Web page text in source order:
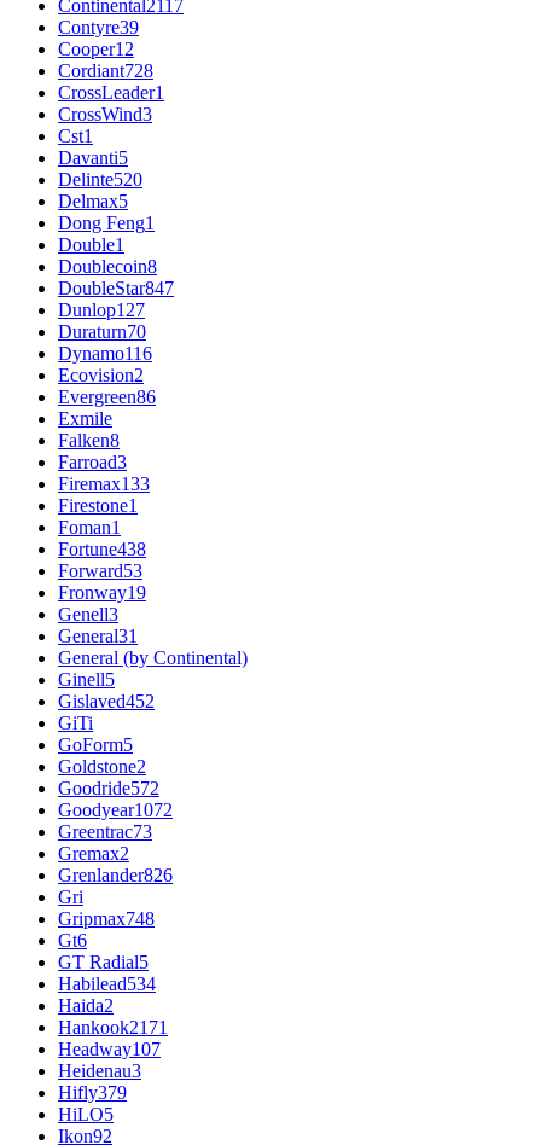
Continental2117
Contyre39
Cooper12
Cordiant728
CrossLeader1
CrossWind3
Cst1
Davanti5
Delinte520
Delmax5
Dong Feng1
Double1
Doublecoin8
DoubleStar847
Dunlop127
Duraturn70
Dynamo116
Ecovision2
Evergreen86
Exmile
Falken8
Farroad3
Firemax133
Firestone1
Foman1
Fortune438
Forward53
Fronway19
Genell3
General31
General (by Continental)
Ginell5
Gislaved452
GiTi
GoForm5
Goldstone2
Goodride572
Goodyear1072
Greentrac73
Gremax2
Grenlander826
Gri
Gripmax748
Gt6
GT Radial5
Habilead534
Haida2
Hankook2171
Headway107
Heidenau3
Hifly379
HiLO5
Ikon92